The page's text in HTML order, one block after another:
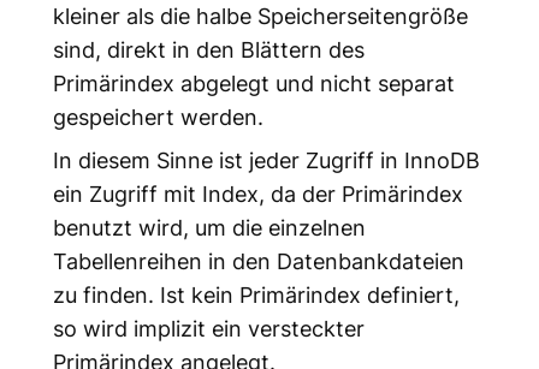
kleiner als die halbe Speicherseitengröße
sind, direkt in den Blättern des
Primärindex abgelegt und nicht separat
gespeichert werden.
In diesem Sinne ist jeder Zugriff in InnoDB
ein Zugriff mit Index, da der Primärindex
benutzt wird, um die einzelnen
Tabellenreihen in den Datenbankdateien
zu finden. Ist kein Primärindex definiert,
so wird implizit ein versteckter
Primärindex angelegt.